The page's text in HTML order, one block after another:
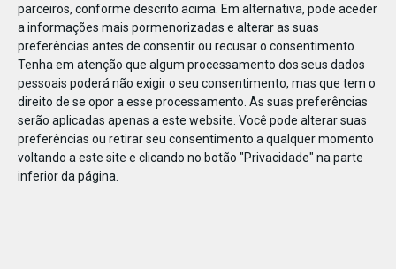
parceiros, conforme descrito acima. Em alternativa, pode aceder
a informações mais pormenorizadas e alterar as suas
preferências antes de consentir ou recusar o consentimento.
Tenha em atenção que algum processamento dos seus dados
pessoais poderá não exigir o seu consentimento, mas que tem o
direito de se opor a esse processamento. As suas preferências
serão aplicadas apenas a este website. Você pode alterar suas
preferências ou retirar seu consentimento a qualquer momento
voltando a este site e clicando no botão "Privacidade" na parte
inferior da página.
63022732409385